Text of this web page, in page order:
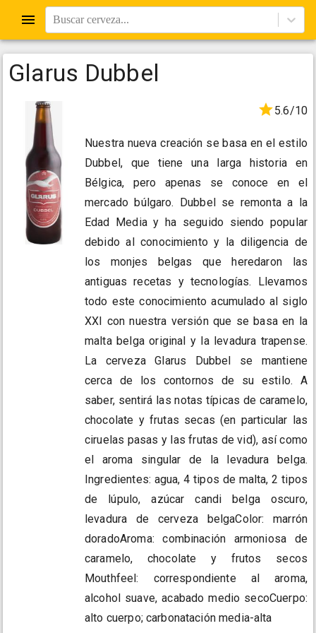
Buscar cerveza...
Glarus Dubbel
5.6/10
Nuestra nueva creación se basa en el estilo
Dubbel, que tiene una larga historia en
Bélgica, pero apenas se conoce en el
mercado búlgaro. Dubbel se remonta a la
Edad Media y ha seguido siendo popular
debido al conocimiento y la diligencia de
los monjes belgas que heredaron las
antiguas recetas y tecnologías. Llevamos
todo este conocimiento acumulado al siglo
XXI con nuestra versión que se basa en la
malta belga original y la levadura trapense.
La cerveza Glarus Dubbel se mantiene
cerca de los contornos de su estilo. A
saber, sentirá las notas típicas de caramelo,
chocolate y frutas secas (en particular las
ciruelas pasas y las frutas de vid), así como
el aroma singular de la levadura belga.
Ingredientes: agua, 4 tipos de malta, 2 tipos
de lúpulo, azúcar candi belga oscuro,
levadura de cerveza belgaColor: marrón
doradoAroma: combinación armoniosa de
caramelo, chocolate y frutos secos
Mouthfeel: correspondiente al aroma,
alcohol suave, acabado medio secoCuerpo:
alto cuerpo; carbonatación media-alta